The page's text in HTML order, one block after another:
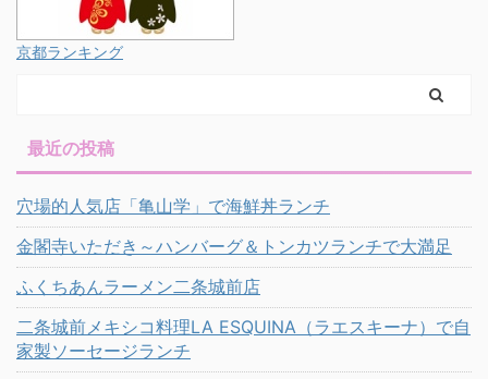
京都ランキング
最近の投稿
穴場的人気店「亀山学」で海鮮丼ランチ
金閣寺いただき～ハンバーグ＆トンカツランチで大満足
ふくちあんラーメン二条城前店
二条城前メキシコ料理LA ESQUINA（ラエスキーナ）で自
家製ソーセージランチ